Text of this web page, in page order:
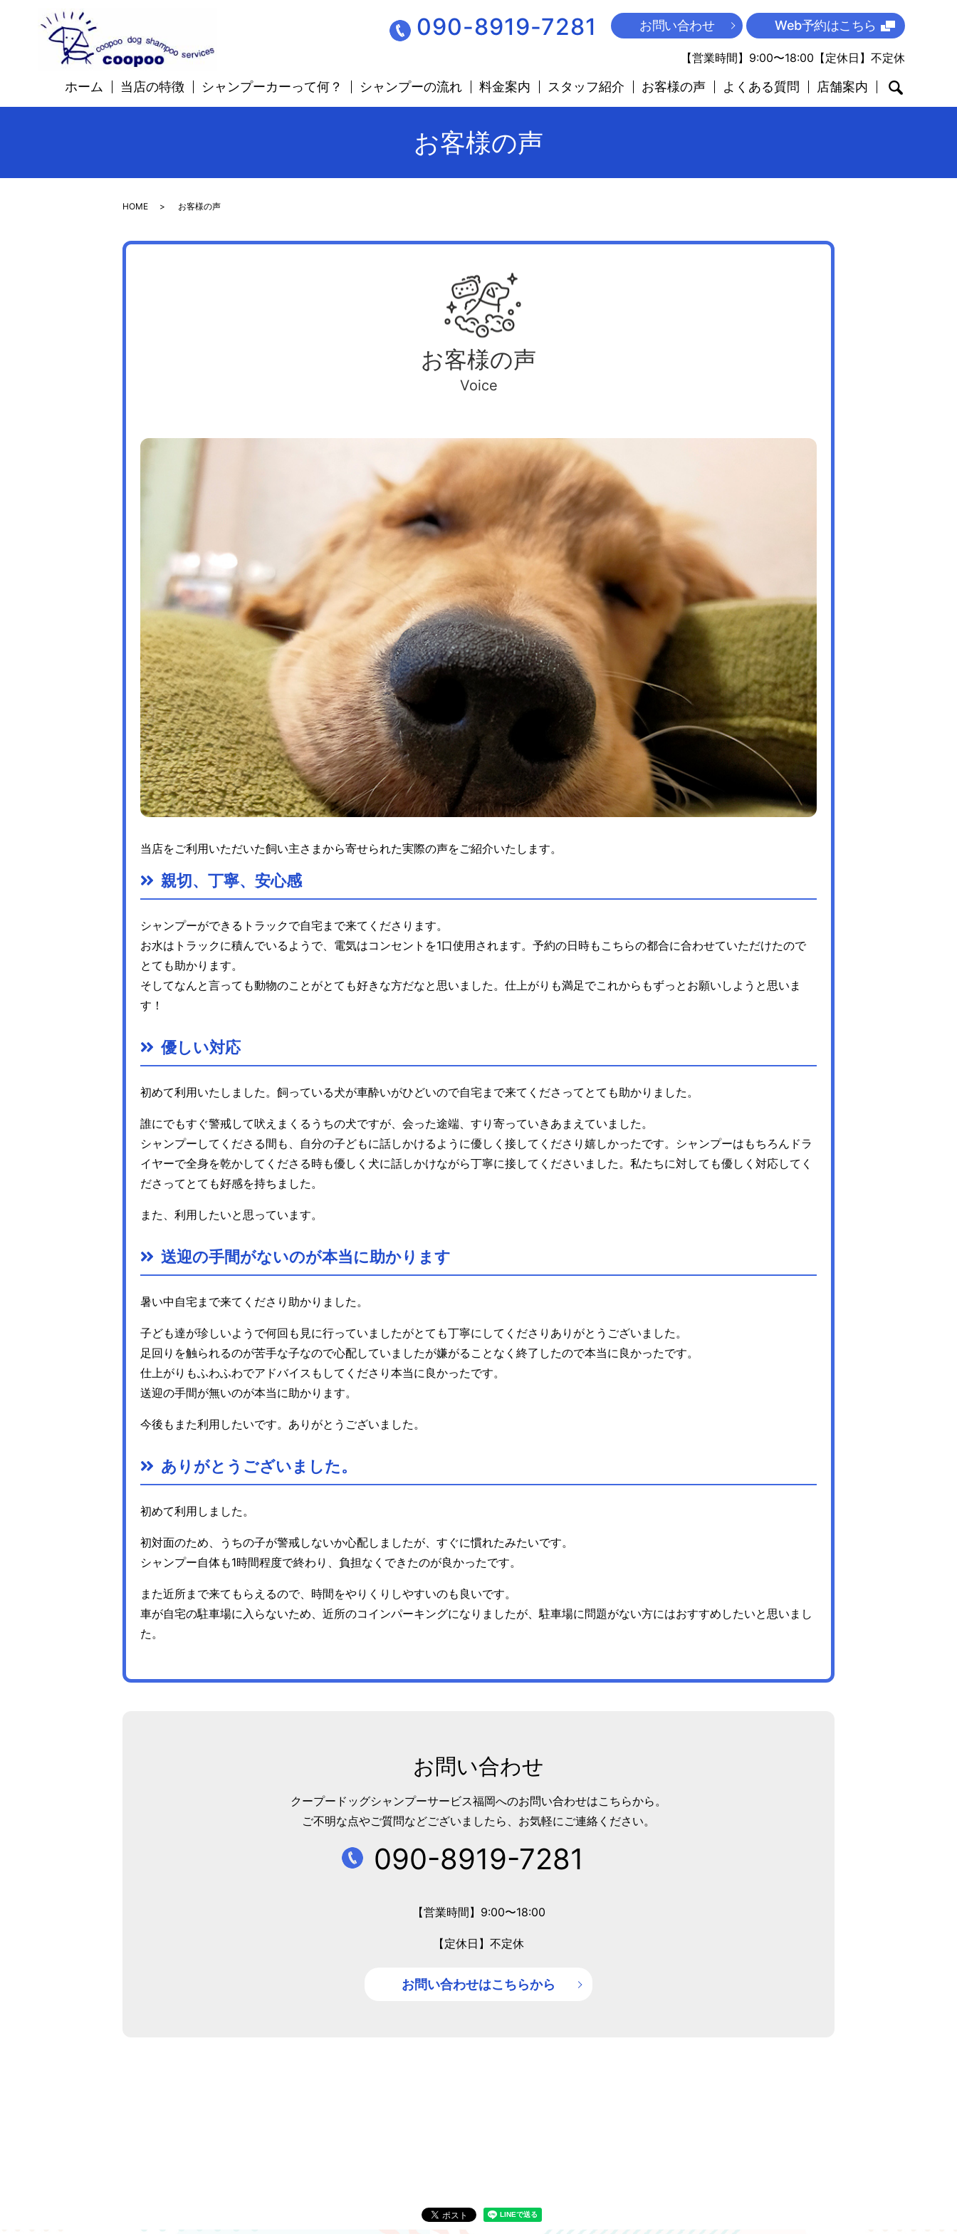
090-8919-7281 お問い合わせ Web予約はこちら
【営業時間】9:00〜18:00【定休日】不定休
ホーム 当店の特徴 シャンプーカーって何？ シャンプーの流れ 料金案内 スタッフ紹介 お客様の声 よくある質問 店舗案内
お客様の声
HOME お客様の声
お客様の声
Voice
当店をご利用いただいた飼い主さまから寄せられた実際の声をご紹介いたします。
親切、丁寧、安心感
シャンプーができるトラックで自宅まで来てくださります。
お水はトラックに積んでいるようで、電気はコンセントを1口使用されます。予約の日時もこちらの都合に合わせていただけたので
とても助かります。
そしてなんと言っても動物のことがとても好きな方だなと思いました。仕上がりも満足でこれからもずっとお願いしようと思いま
す！
優しい対応
初めて利用いたしました。飼っている犬が車酔いがひどいので自宅まで来てくださってとても助かりました。
誰にでもすぐ警戒して吠えまくるうちの犬ですが、会った途端、すり寄っていきあまえていました。
シャンプーしてくださる間も、自分の子どもに話しかけるように優しく接してくださり嬉しかったです。シャンプーはもちろんドラ
イヤーで全身を乾かしてくださる時も優しく犬に話しかけながら丁寧に接してくださいました。私たちに対しても優しく対応してく
ださってとても好感を持ちました。
また、利用したいと思っています。
送迎の手間がないのが本当に助かります
暑い中自宅まで来てくださり助かりました。
子ども達が珍しいようで何回も見に行っていましたがとても丁寧にしてくださりありがとうございました。
足回りを触られるのが苦手な子なので心配していましたが嫌がることなく終了したので本当に良かったです。
仕上がりもふわふわでアドバイスもしてくださり本当に良かったです。
送迎の手間が無いのが本当に助かります。
今後もまた利用したいです。ありがとうございました。
ありがとうございました。
初めて利用しました。
初対面のため、うちの子が警戒しないか心配しましたが、すぐに慣れたみたいです。
シャンプー自体も1時間程度で終わり、負担なくできたのが良かったです。
また近所まで来てもらえるので、時間をやりくりしやすいのも良いです。
車が自宅の駐車場に入らないため、近所のコインパーキングになりましたが、駐車場に問題がない方にはおすすめしたいと思いまし
た。
お問い合わせ
クープードッグシャンプーサービス福岡へのお問い合わせはこちらから。
ご不明な点やご質問などございましたら、 お気軽にご連絡ください。
090-8919-7281
【営業時間】9:00〜18:00
【定休日】不定休
お問い合わせはこちらから